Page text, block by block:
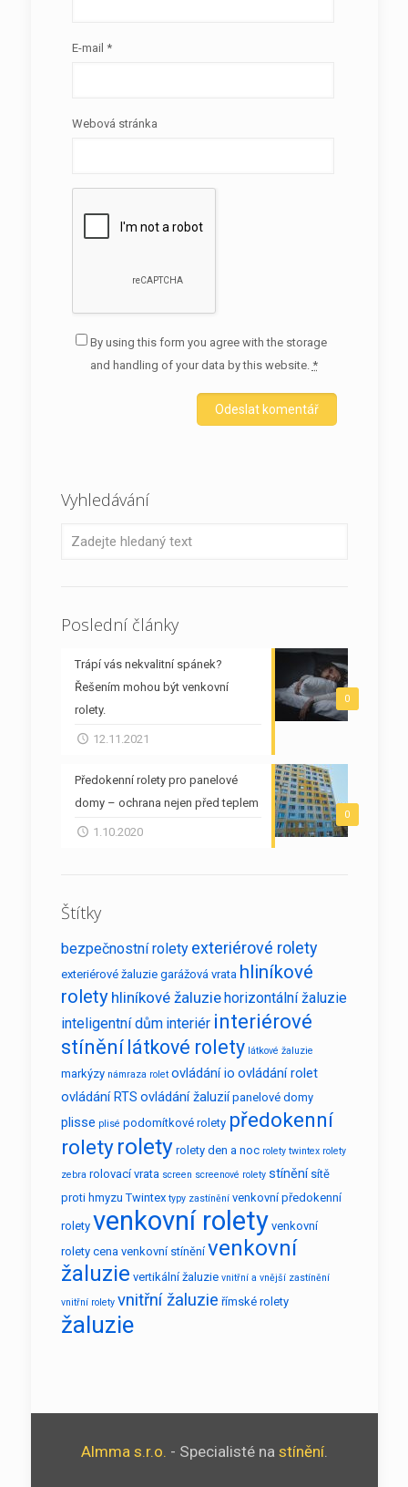
E-mail *
Webová stránka
By using this form you agree with the storage
and handling of your data by this website. *
Vyhledávání
Poslední články
0
Trápí vás nekvalitní spánek?
Řešením mohou být venkovní
rolety.
12.11.2021
0
Předokenní rolety pro panelové
domy – ochrana nejen před teplem
1.10.2020
Štítky
bezpečnostní rolety exteriérové rolety
exteriérové žaluzie garážová vrata hliníkové
rolety hliníkové žaluziehorizontální žaluzie
inteligentní dům interiér interiérové
stínění látkové rolety látkové žaluzie
markýzy námraza rolet ovládání io ovládání rolet
ovládání RTS ovládání žaluzií panelové domy
plisse plisé podomítkové rolety předokenní
rolety rolety rolety den a noc rolety twintex rolety
zebra rolovací vrata screen screenové rolety stínění sítě
proti hmyzu Twintex typy zastínění venkovní předokenní
rolety venkovní rolety venkovní
rolety cena venkovní stínění venkovní
žaluzie vertikální žaluzie vnitřní a vnější zastínění
vnitřní rolety vnitřní žaluzie římské rolety
žaluzie
Almma s.r.o. - Specialisté na stínění.